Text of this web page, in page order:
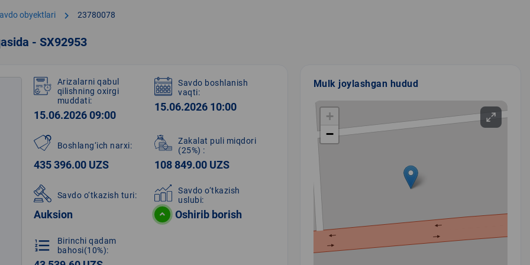
obyektlari chevron_right 23780078
- SX92953
Arizalarni qabul
qilishning oxirgi
muddati:
15.06.2026 09:00
Savdo boshlanish
vaqti:
15.06.2026 10:00
Boshlang‘ich narxi:
435 396.00 UZS
Zakalat puli miqdori
(25%) :
108 849.00 UZS
Savdo o‘tkazish turi:
Auksion
Savdo o‘tkazish
uslubi:
Oshirib borish
format_list_numbered
Birinchi qadam
bahosi(10%):
Mulk joylashgan hudud
+
−